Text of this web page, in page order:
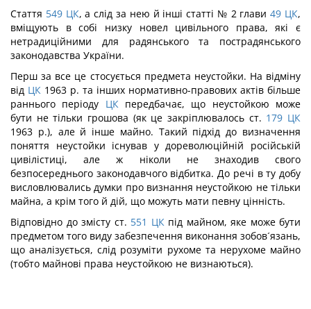
Стаття 549 ЦК, а слід за нею й інші статті № 2 глави 49 ЦК,
вміщують в собі низку новел цивільного права, які є
нетрадиційними для радянського та пострадянського
законодавства України.
Перш за все це стосується предмета неустойки. На відміну
від ЦК 1963 р. та інших нормативно-правових актів більше
раннього періоду ЦКпередбачає, що неустойкою може
бути не тільки грошова (як це закріплювалось ст. 179 ЦК
1963 р.), але й інше майно. Такий підхід до визначення
поняття неустойки існував у дореволюційній російській
цивілістиці, але ж ніколи не знаходив свого
безпосереднього законодавчого відбитка. До речі в ту добу
висловлювались думки про визнання неустойкою не тільки
майна, а крім того й дій, що можуть мати певну цінність.
Відповідно до змісту ст. 551 ЦКпід майном, яке може бути
предметом того виду забезпечення виконання зобов´язань,
що аналізується, слід розуміти рухоме та нерухоме майно
(тобто майнові права неустойкою не визнаються).